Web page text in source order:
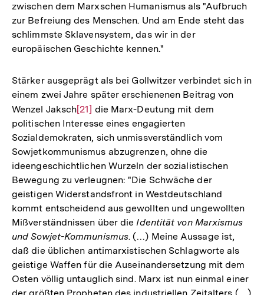
zwischen dem Marxschen Humanismus als "Aufbruch
zur Befreiung des Menschen. Und am Ende steht das
schlimmste Sklavensystem, das wir in der
europäischen Geschichte kennen."
Stärker ausgeprägt als bei Gollwitzer verbindet sich in
einem zwei Jahre später erschienenen Beitrag von
Wenzel JakschZur
Auflösung
der
Fußnote
[21] die Marx-Deutung mit dem
politischen Interesse eines engagierten
Sozialdemokraten, sich unmissverständlich vom
Sowjetkommunismus abzugrenzen, ohne die
ideengeschichtlichen Wurzeln der sozialistischen
Bewegung zu verleugnen: "Die Schwäche der
geistigen Widerstandsfront in Westdeutschland
kommt entscheidend aus gewollten und ungewollten
Mißverständnissen über dieIdentität von Marxismus
und Sowjet-Kommunismus. (…) Meine Aussage ist,
daß die üblichen antimarxistischen Schlagworte als
geistige Waffen für die Auseinandersetzung mit dem
Osten völlig untauglich sind. Marx ist nun einmal einer